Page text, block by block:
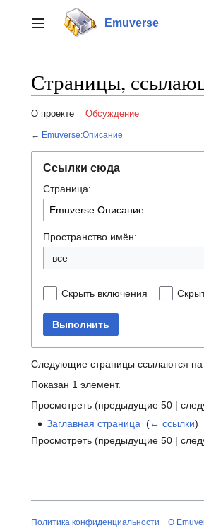
к
содержанию
Переключить боковую панель
Emuverse
Страницы,
О проекте Обсуждение
← Emuverse:Описание
Ссылки сюда
Страница:
Пространство имён:
все
Скрыть включения
Выполнить
Следующие страницы ссылаются на
Показан 1 элемент.
Просмотреть (предыдущие 50 |
Заглавная страница ‎(← ссылки)
Просмотреть (предыдущие 50 |
Политика конфиденциальности О